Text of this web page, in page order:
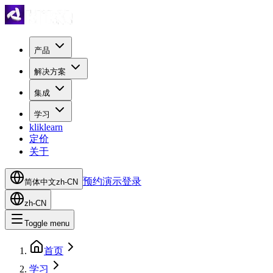
产品
解决方案
集成
学习
kliklearn
定价
关于
简体中文zh-CN 预约演示登录
zh-CN
Toggle menu
首页
学习